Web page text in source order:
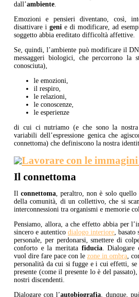
dall’ambiente.
Emozioni e pensieri diventano, così,
disattivare i geni e di modificare, ad
soggetto abbia ereditato difficoltà affettive.
Se, quindi, l’ambiente può modificare il
messaggeri biologici, che percorrono la
conosciuta),
le emozioni,
il respiro,
le relazioni,
le conoscenze,
le esperienze
di cui ci nutriamo (e che sono la nostra
variabili dell’espressione genica che
connettoma) che definiscono la nostra
Il connettoma
Ilconnettoma , peraltro, non è solo
della comunità, di un collettivo, che si
interconnessioni tra organismi e memorie
Pensiamo, allora, a che effetto abbia per
sincero e autentico dialogo interiore , basato
personale, per perdonarsi, smettere di
conforto e la meritata fiducia. Dialogare
vuol dire fare pace con le zone in ombra ,
personalità da cui si fugge e i cui effetti,
presente (come il presente lo è del
nostri discendenti.
Dialogare con l’autobiografia , dunque,